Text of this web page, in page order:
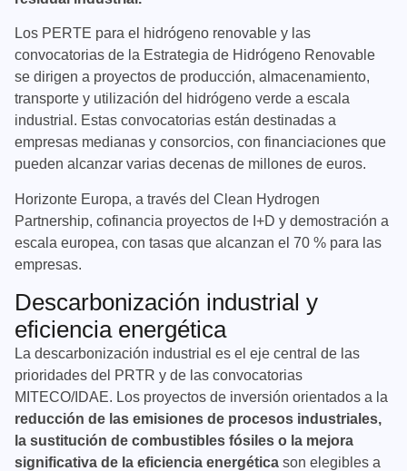
Los PERTE para el hidrógeno renovable y las
convocatorias de la Estrategia de Hidrógeno Renovable
se dirigen a proyectos de producción, almacenamiento,
transporte y utilización del hidrógeno verde a escala
industrial. Estas convocatorias están destinadas a
empresas medianas y consorcios, con financiaciones que
pueden alcanzar varias decenas de millones de euros.
Horizonte Europa, a través del Clean Hydrogen
Partnership, cofinancia proyectos de I+D y demostración a
escala europea, con tasas que alcanzan el 70 % para las
empresas.
Descarbonización industrial y
eficiencia energética
La descarbonización industrial es el eje central de las
prioridades del PRTR y de las convocatorias
MITECO/IDAE. Los proyectos de inversión orientados a la
reducción de las emisiones de procesos industriales,
la sustitución de combustibles fósiles o la mejora
significativa de la eficiencia energética son elegibles a